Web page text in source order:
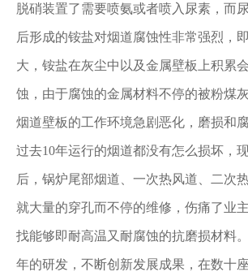
脱硝装置了需要喷氨或者喷入尿素，而
后形成的铵盐对烟道腐蚀性非常强烈，
大，铵盐在灰尘中以及金属壁板上积累
蚀，由于腐蚀的金属材料不停的被粉煤
烟道壁板的工作环境急剧恶化，磨损和
过去10年运行的烟道都没有怎么损坏，
后，锅炉尾部烟道、一次热风道、二次
就大量的穿孔而不停的维修，伤痛了业
找能够即耐高温又耐腐蚀的抗磨损材料
年的研发，不断创新发展成果，在数十